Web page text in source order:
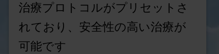
治療プロトコルがプリセットさ
れており、安全性の高い治療が
可能です